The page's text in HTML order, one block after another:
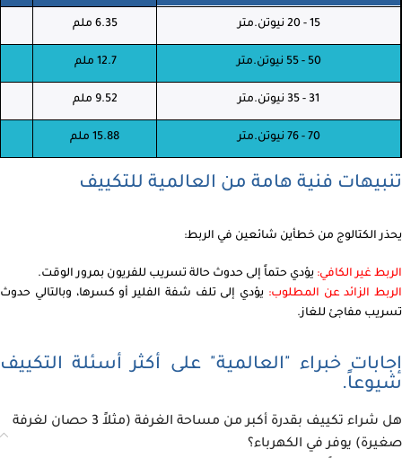
15 - 20 نيوتن.متر 6.35 ملم
50 - 55 نيوتن.متر 12.7 ملم
31 - 35 نيوتن.متر 9.52 ملم
70 - 76 نيوتن.متر 15.88 ملم
تنبيهات فنية هامة من العالمية للتكييف
يحذر الكتالوج من خطأين شائعين في الربط:
الربط غير الكافي: يؤدي حتماً إلى حدوث حالة تسريب للفريون بمرور الوقت.
الربط الزائد عن المطلوب: يؤدي إلى تلف شفة الفلير أو كسرها، وبالتالي حدوث
تسريب مفاجئ للغاز.
إجابات خبراء "العالمية" على أكثر أسئلة التكييف
شيوعاً.
هل شراء تكييف بقدرة أكبر من مساحة الغرفة (مثلاً 3 حصان لغرفة
صغيرة) يوفر في الكهرباء؟